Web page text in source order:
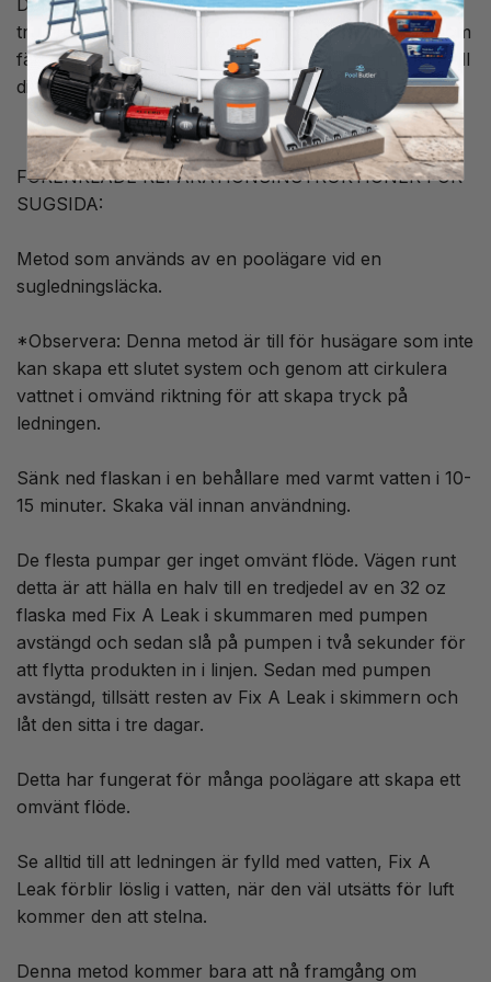
trumman på Fix A Leak-blandningen och rinna igenom
färskt vatten. Återanslut dina VVS-ledningar tillbaka till
din poolpump och du är redo för normal drift.
FÖRENKLADE REPARATIONSINSTRUKTIONER FÖR
SUGSIDA:
Metod som används av en poolägare vid en
sugledningsläcka.
*Observera: Denna metod är till för husägare som inte
kan skapa ett slutet system och genom att cirkulera
vattnet i omvänd riktning för att skapa tryck på
ledningen.
Sänk ned flaskan i en behållare med varmt vatten i 10-
15 minuter. Skaka väl innan användning.
De flesta pumpar ger inget omvänt flöde. Vägen runt
detta är att hälla en halv till en tredjedel av en 32 oz
flaska med Fix A Leak i skummaren med pumpen
avstängd och sedan slå på pumpen i två sekunder för
att flytta produkten in i linjen. Sedan med pumpen
avstängd, tillsätt resten av Fix A Leak i skimmern och
låt den sitta i tre dagar.
Detta har fungerat för många poolägare att skapa ett
omvänt flöde.
Se alltid till att ledningen är fylld med vatten, Fix A
Leak förblir löslig i vatten, när den väl utsätts för luft
kommer den att stelna.
Denna metod kommer bara att nå framgång om